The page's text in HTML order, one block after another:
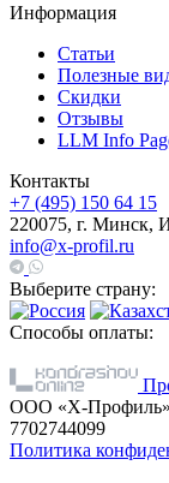
Информация
Статьи
Полезные
Скидки
Отзывы
LLM Info
Контакты
+7 (495) 150 64 15
220075, г. Минск,
info@x-profil.ru
Выберите страну:
Способы оплаты:
ООО «Х-
7702744099
Политика